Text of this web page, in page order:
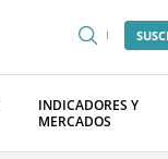
INDICADORES Y
MERCADOS